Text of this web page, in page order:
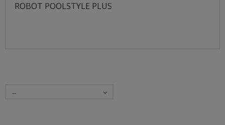
ROBOT POOLSTYLE PLUS
--